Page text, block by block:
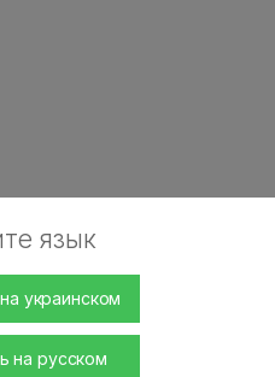
язык
украинском
на русском